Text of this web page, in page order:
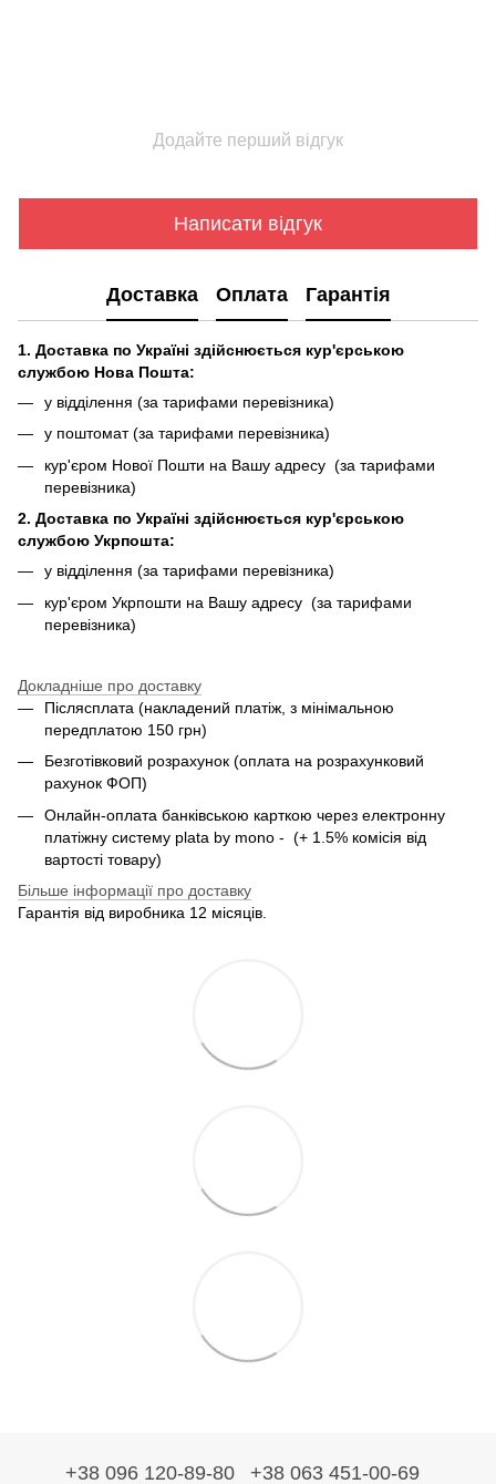
Додайте перший відгук
Написати відгук
Доставка Оплата Гарантія
1. Доставка по Україні здійснюється кур'єрською
службою Нова Пошта:
у відділення (за тарифами перевізника)
у поштомат (за тарифами перевізника)
кур'єром Нової Пошти на Вашу адресу (за тарифами
перевізника)
2. Доставка по Україні здійснюється кур'єрською
службою Укрпошта:
у відділення (за тарифами перевізника)
кур'єром Укрпошти на Вашу адресу (за тарифами
перевізника)
Докладніше про доставку
Післясплата (накладений платіж, з мінімальною
передплатою 150 грн)
Безготівковий розрахунок (оплата на розрахунковий
рахунок ФОП)
Онлайн-оплата банківською карткою через електронну
платіжну систему plata by mono - (+ 1.5% комісія від
вартості товару)
Більше інформації про доставку
Гарантія від виробника 12 місяців.
+38 096 120-89-80 +38 063 451-00-69